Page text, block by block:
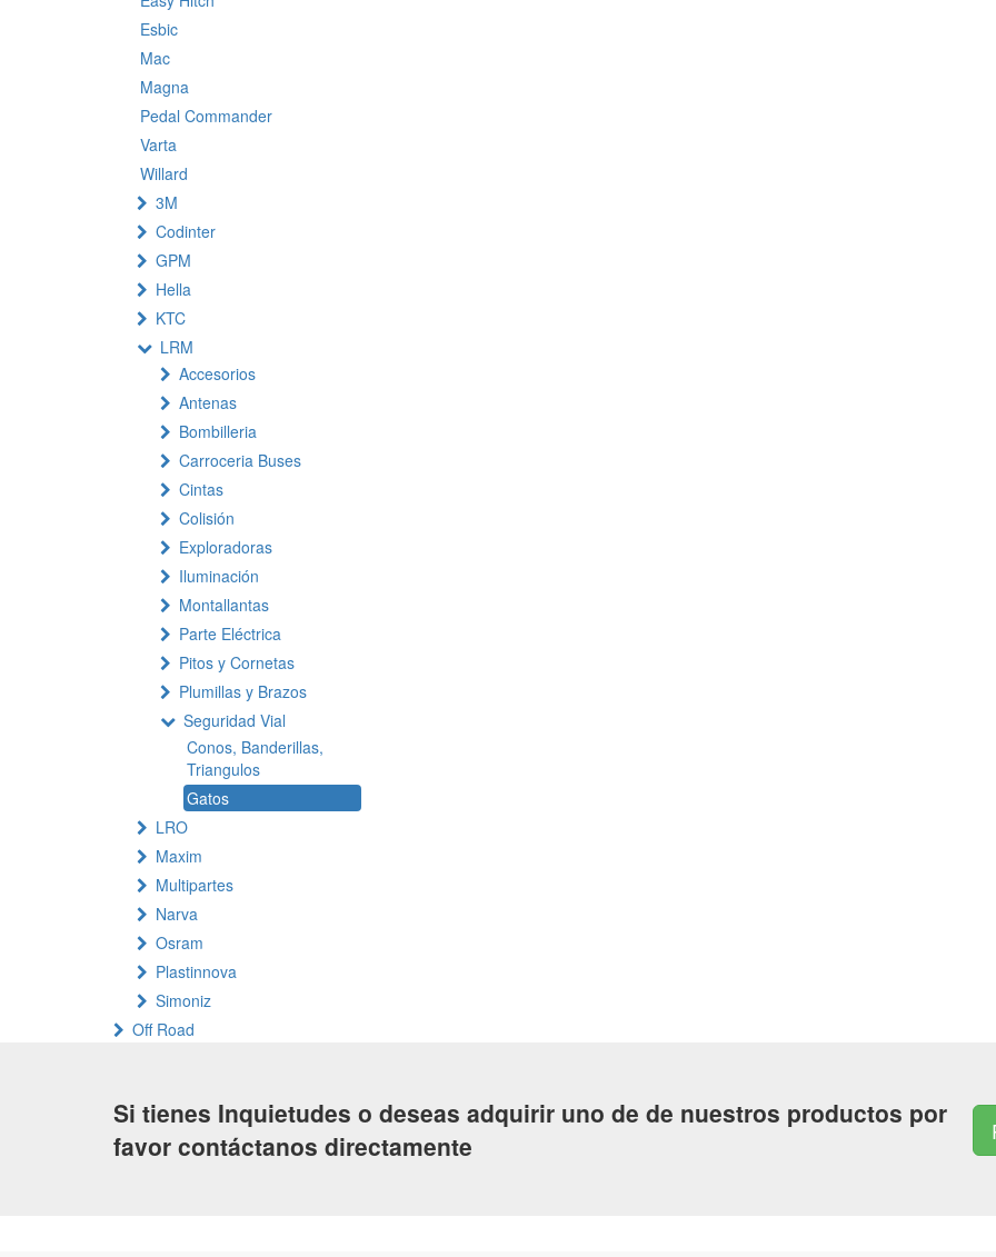
Esbic
Mac
Magna
Pedal Commander
Varta
Willard
3M
Codinter
GPM
Hella
KTC
LRM
Accesorios
Antenas
Bombilleria
Carroceria Buses
Cintas
Colisión
Exploradoras
Iluminación
Montallantas
Parte Eléctrica
Pitos y Cornetas
Plumillas y Brazos
Seguridad Vial
Conos, Banderillas,
Triangulos
Gatos
LRO
Maxim
Multipartes
Narva
Osram
Plastinnova
Simoniz
Off Road
Si tienes Inquietudes o deseas adquirir uno de de nuestros productos por
favor contáctanos directamente